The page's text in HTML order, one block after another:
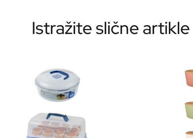
Istražite slične artikle